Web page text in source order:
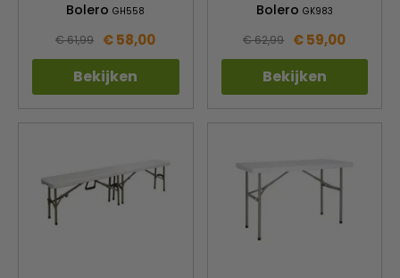
BoleroGH558
€ 61,99 € 58,00
Bekijken
Bolero GK983
€ 62,99 € 59,00
Bekijken